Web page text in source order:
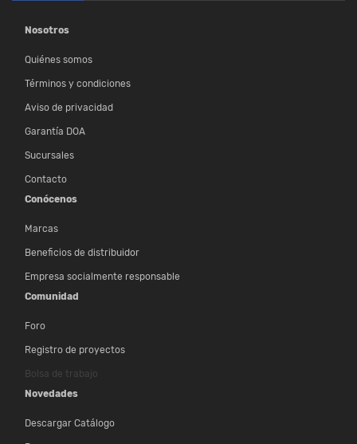
Nosotros
Quiénes somos
Términos y condiciones
Aviso de privacidad
Garantía DOA
Sucursales
Contacto
Conócenos
Marcas
Beneficios de distribuidor
Empresa socialmente responsable
Comunidad
Foro
Registro de proyectos
Bolsa de trabajo
Novedades
Descargar Catálogo